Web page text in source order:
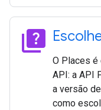
quiz
O Places
API: a API
a versão
como